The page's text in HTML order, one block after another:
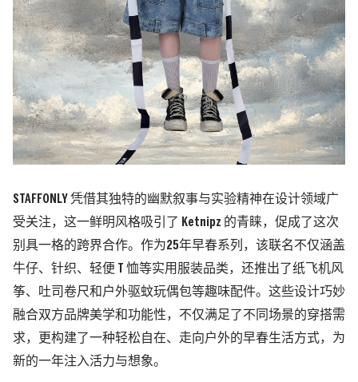
STAFFONLY 凭借其独特的幽默叙事与实验精神在设计领域广
受关注，这一鲜明风格吸引了 Ketnipz 的青睐，促成了这次
别具一格的跨界合作。作为25年早春系列，该联名不仅涵盖
牛仔、针织、轻便 T 恤等实用服装品类，还推出了纸飞机风
筝、吐司卷尺和户外驱蚊玩偶包等趣味配件。这些设计巧妙
融合双方品牌美学和功能性，不仅满足了不同场景的穿搭需
求，更构建了一种轻松自在、走向户外的早春生活方式，为
新的一年注入活力与想象。